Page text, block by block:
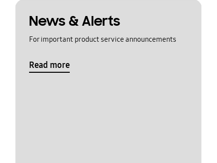
News & Alerts
For important product service announcements
Read more